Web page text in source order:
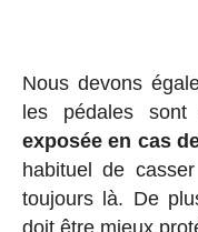
Nous devons
les pédales
exposée en cas
habituel de
toujours là. De